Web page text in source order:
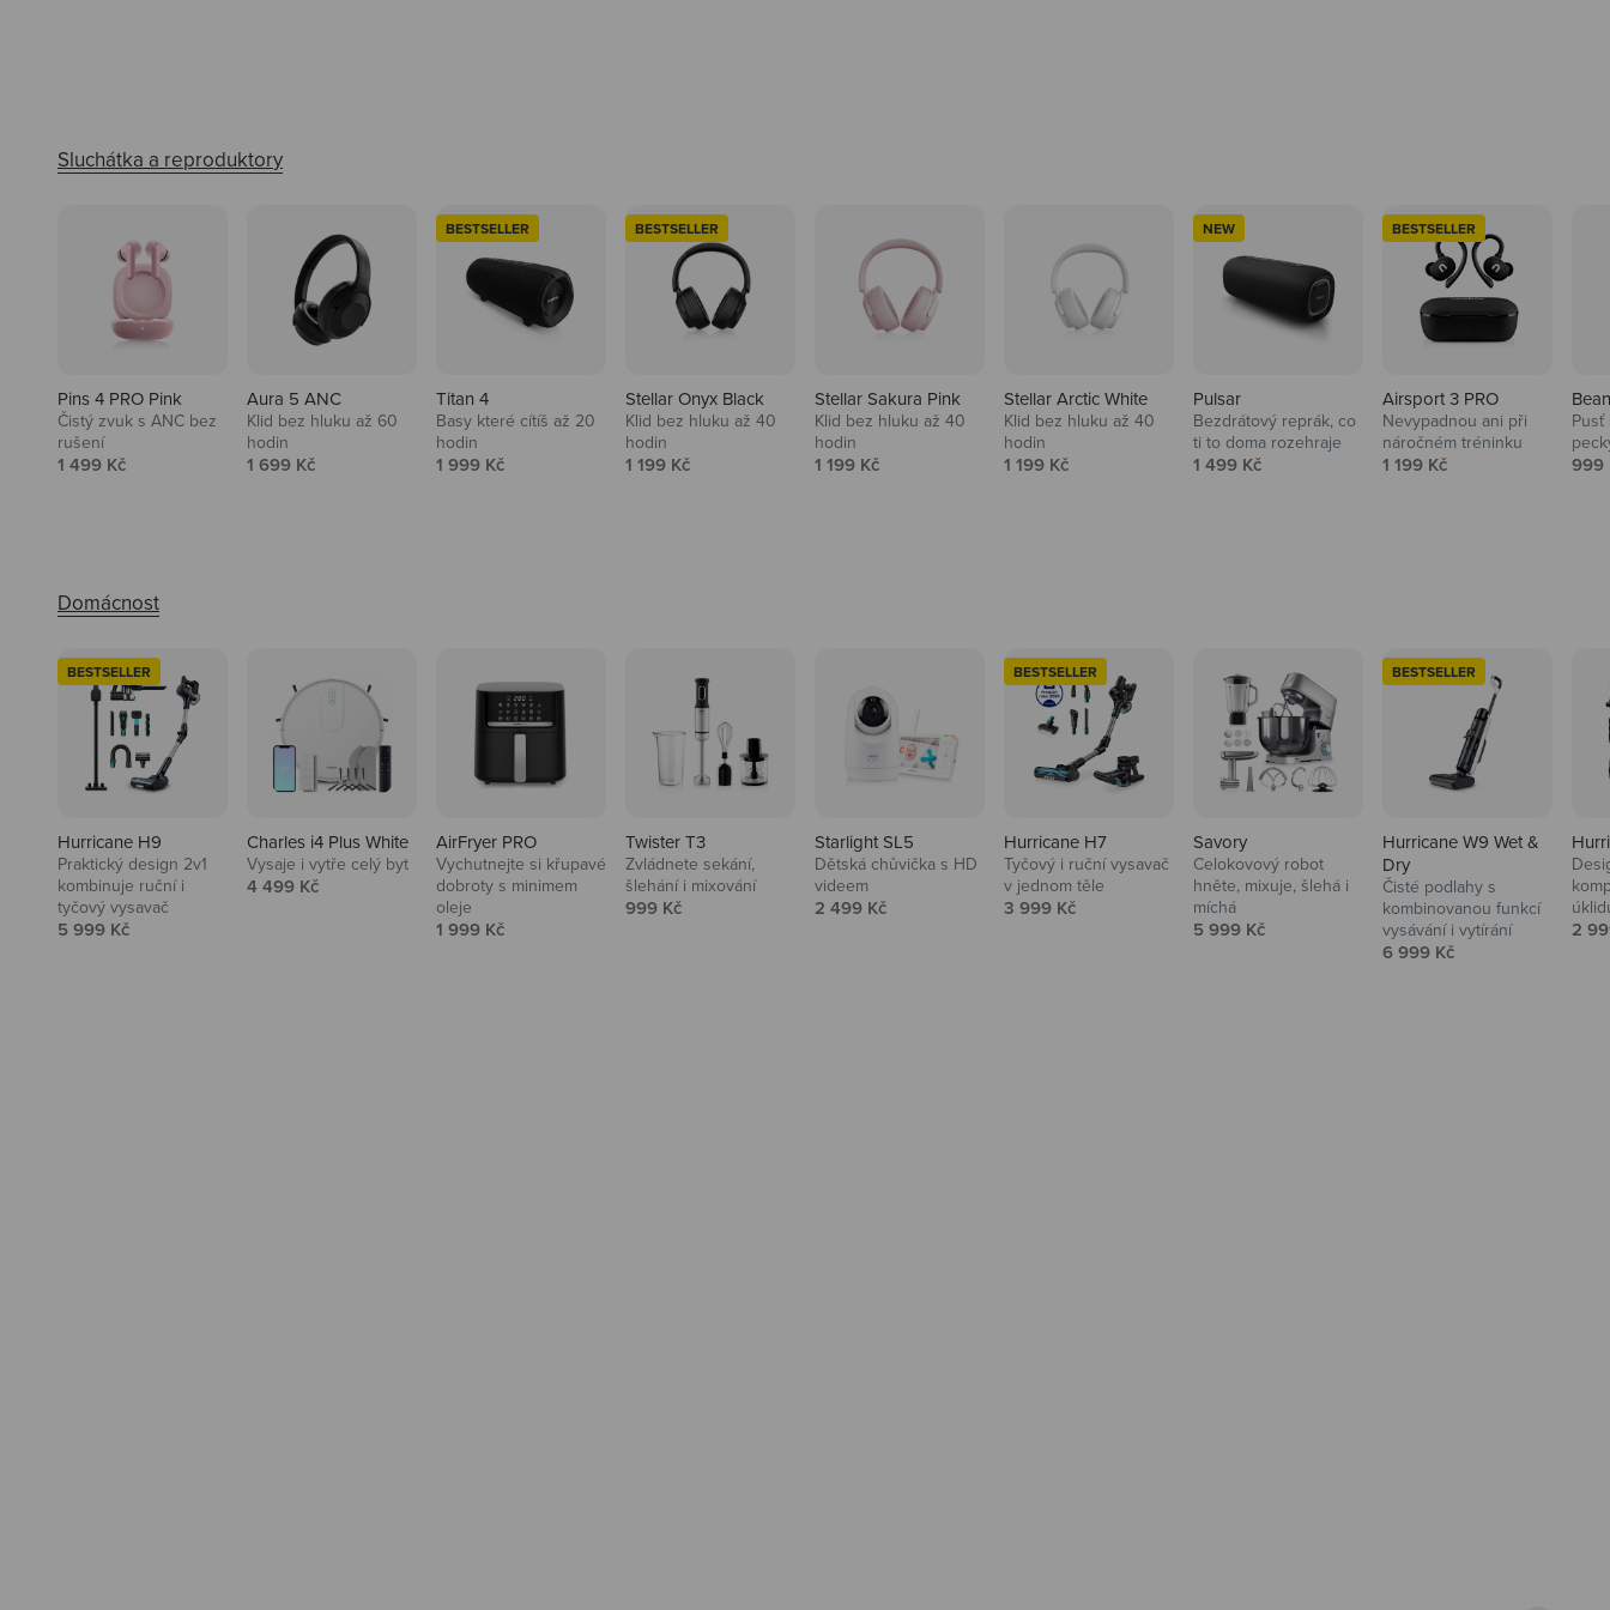
Pins 4 PRO Pink
Čistý zvuk s ANC bez
rušení
Prodejní cena
1 499 Kč
Aura 5 ANC
Klid bez hluku až 60
hodin
Prodejní cena
1 699 Kč
BESTSELLER
Titan 4
Basy které cítíš až 20
hodin
Prodejní cena
1 999 Kč
BESTSELLER
Stellar Onyx Black
Klid bez hluku až 40
hodin
Prodejní cena
1 199 Kč
Stellar Sakura Pink
Klid bez hluku až 40
hodin
Prodejní cena
1 199 Kč
Stellar Arctic White
Klid bez hluku až 40
hodin
Prodejní cena
1 199 Kč
NEW
Pulsar
Bezdrátový reprák, co
ti to doma rozehraje
Prodejní cena
1 499 Kč
BESTSELLER
Airsport 3 PRO
Nevypadnou ani při
náročném tréninku
Prodejní cena
1 199 Kč 999
BESTSELLER
Hurricane H9
Praktický design 2v1
kombinuje ruční i
tyčový vysavač
Prodejní cena
5 999 Kč
Charles i4 Plus White
Vysaje i vytře celý byt
Prodejní cena
4 499 Kč
AirFryer PRO
Vychutnejte si křupavé
dobroty s minimem
oleje
Prodejní cena
1 999 Kč
Twister T3
Zvládnete sekání,
šlehání i mixování
Prodejní cena
999 Kč
Starlight SL5
Dětská chůvička s HD
videem
Prodejní cena
2 499 Kč
BESTSELLER
Hurricane H7
Tyčový i ruční vysavač
v jednom těle
Prodejní cena
3 999 Kč
Savory
Celokovový robot
hněte, mixuje, šlehá i
míchá
Prodejní cena
5 999 Kč
BESTSELLER
Hurricane W9 Wet &
Dry
Čisté podlahy s
kombinovanou funkcí
vysávání i vytírání
Prodejní cena
6 999 Kč
2
Audio
Niceboy sluchátka a repráky ti
padnou do noty.
Domácnost
Vysavače, parťáci do kuchyně i